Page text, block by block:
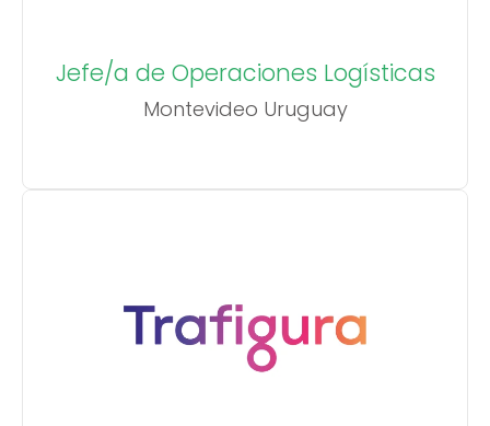
Jefe/a de Operaciones Logísticas
Montevideo Uruguay